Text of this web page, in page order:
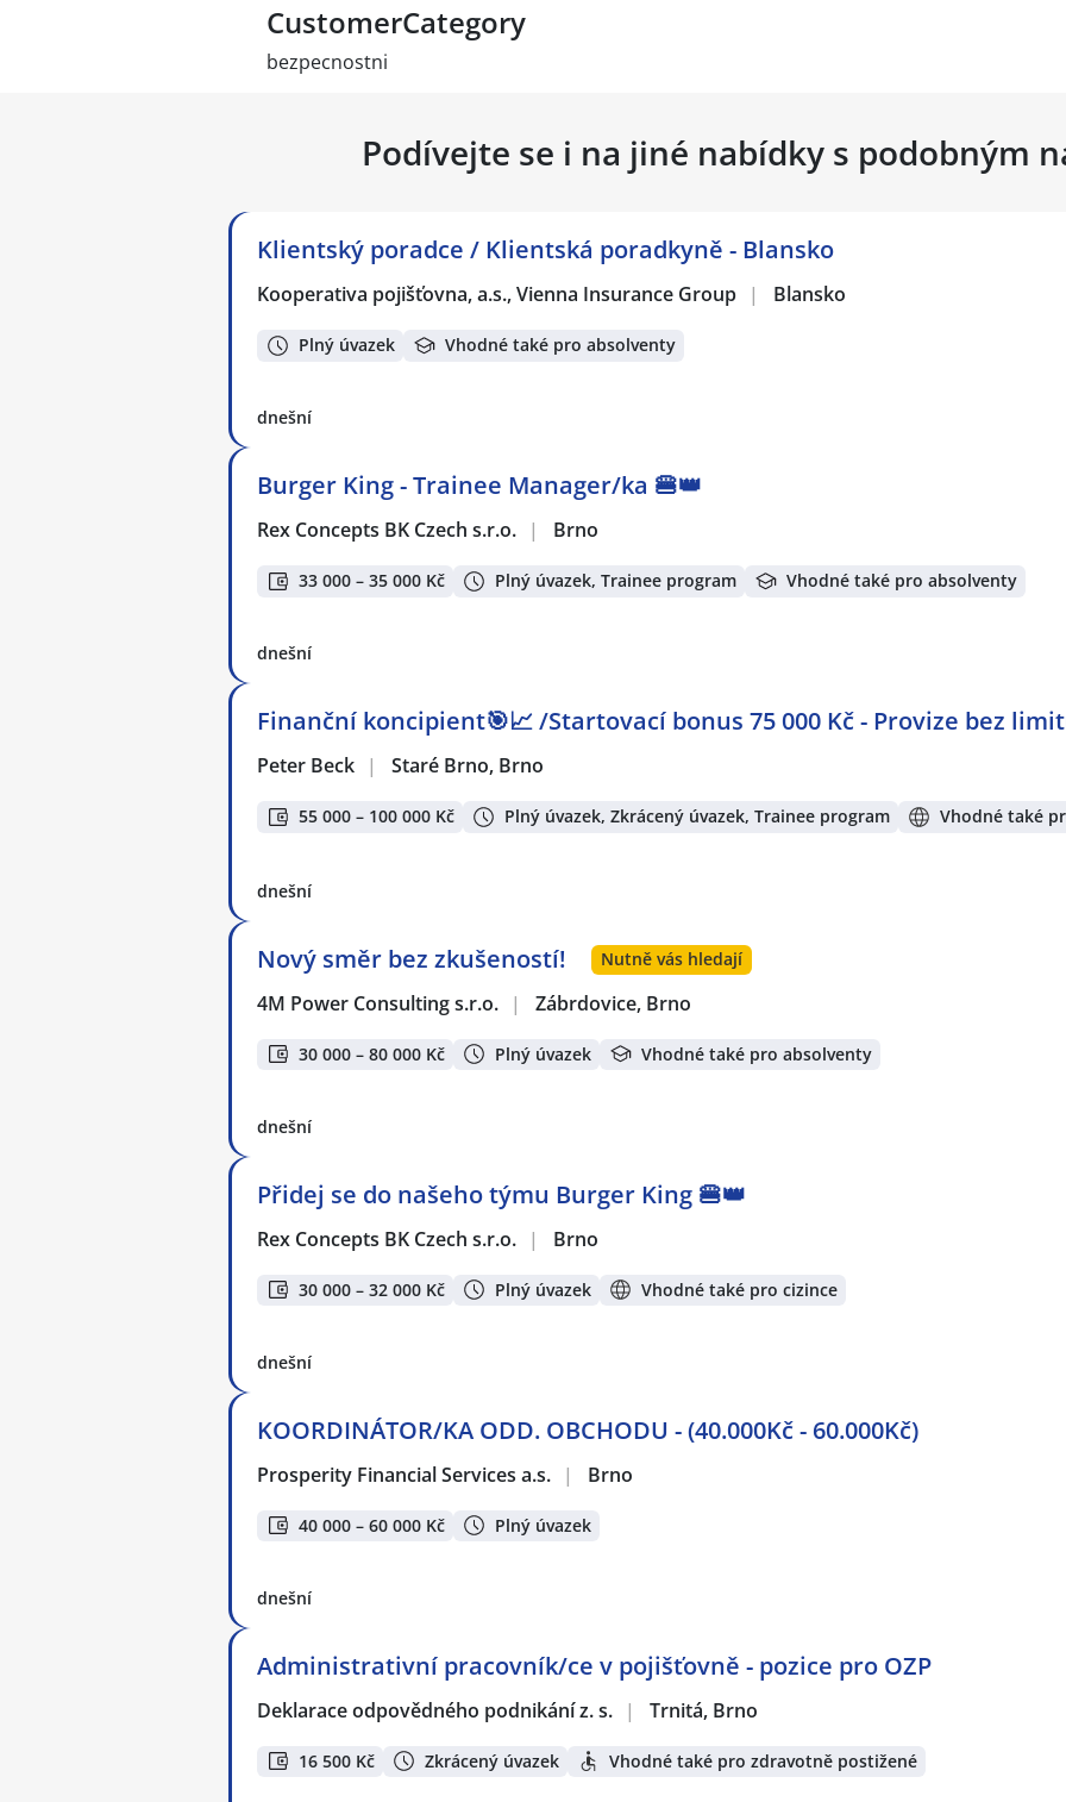
CustomerCategory
bezpecnostni
Podívejte se i na jiné nabídky s podobným
Klientský poradce / Klientská poradkyně - Blansko
Kooperativa pojišťovna, a.s., Vienna Insurance Group | Blansko
Plný úvazek Vhodné také pro absolventy
dnešní
Burger King - Trainee Manager/ka 🍔👑
Rex Concepts BK Czech s.r.o. | Brno
33 000 – 35 000 Kč Plný úvazek, Trainee program Vhodné také pro absolventy
dnešní
Finanční koncipient🎯📈 /Startovací bonus 75 000 Kč - Provize bez
Peter Beck | Staré Brno, Brno
55 000 – 100 000 Kč Plný úvazek, Zkrácený úvazek, Trainee program Vhodné také
dnešní
Nový směr bez zkušeností! Nutně vás hledají
4M Power Consulting s.r.o. | Zábrdovice, Brno
30 000 – 80 000 Kč Plný úvazek Vhodné také pro absolventy
dnešní
Přidej se do našeho týmu Burger King 🍔👑
Rex Concepts BK Czech s.r.o. | Brno
30 000 – 32 000 Kč Plný úvazek Vhodné také pro cizince
dnešní
KOORDINÁTOR/KA ODD. OBCHODU - (40.000Kč - 60.000Kč)
Prosperity Financial Services a.s. | Brno
40 000 – 60 000 Kč Plný úvazek
dnešní
Administrativní pracovník/ce v pojišťovně - pozice pro OZP
Deklarace odpovědného podnikání z. s. | Trnitá, Brno
16 500 Kč Zkrácený úvazek Vhodné také pro zdravotně postižené